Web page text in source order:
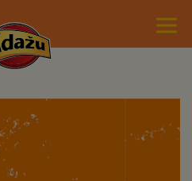
DĀRZA
PAR